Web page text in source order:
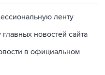
новостей сайта
в официальном